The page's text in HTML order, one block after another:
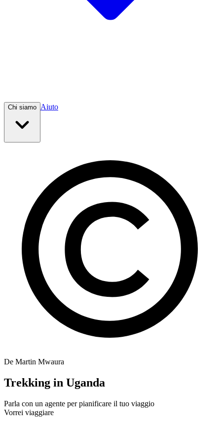
Chi siamo Aiuto
De Martin Mwaura
Trekking in Uganda
Parla con un agente per pianificare il tuo viaggio
Vorrei viaggiare